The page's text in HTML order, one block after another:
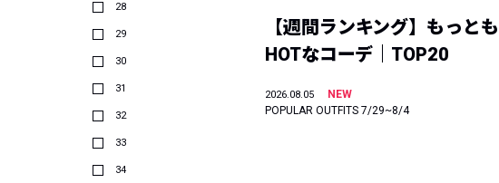
28
29
30
31
32
33
34
【週間ランキング】もっとも
HOTなコーデ｜TOP20
2026.08.05
NEW
POPULAR OUTFITS 7/29~8/4